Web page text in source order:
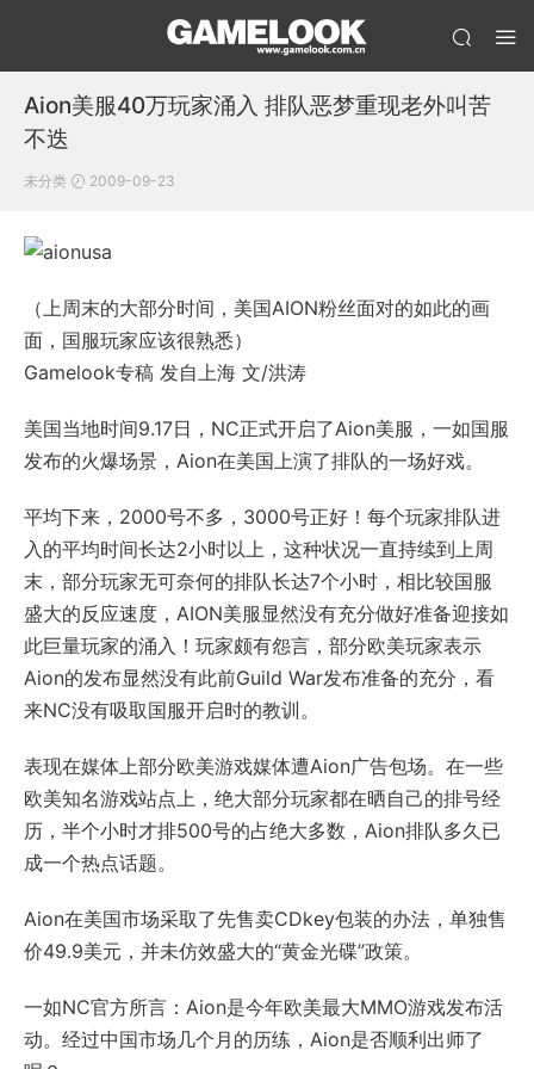
Aion美服40万玩家涌入 排队恶梦重现老外叫苦
不迭
未分类 2009-09-23
（上周末的大部分时间，美国AION粉丝面对的如此的画
面，国服玩家应该很熟悉）
Gamelook专稿 发自上海 文/洪涛
美国当地时间9.17日，NC正式开启了Aion美服，一如国服
发布的火爆场景，Aion在美国上演了排队的一场好戏。
平均下来，2000号不多，3000号正好！每个玩家排队进
入的平均时间长达2小时以上，这种状况一直持续到上周
末，部分玩家无可奈何的排队长达7个小时，相比较国服
盛大的反应速度，AION美服显然没有充分做好准备迎接如
此巨量玩家的涌入！玩家颇有怨言，部分欧美玩家表示
Aion的发布显然没有此前Guild War发布准备的充分，看
来NC没有吸取国服开启时的教训。
表现在媒体上部分欧美游戏媒体遭Aion广告包场。在一些
欧美知名游戏站点上，绝大部分玩家都在晒自己的排号经
历，半个小时才排500号的占绝大多数，Aion排队多久已
成一个热点话题。
Aion在美国市场采取了先售卖CDkey包装的办法，单独售
价49.9美元，并未仿效盛大的“黄金光碟”政策。
一如NC官方所言：Aion是今年欧美最大MMO游戏发布活
动。经过中国市场几个月的历练，Aion是否顺利出师了